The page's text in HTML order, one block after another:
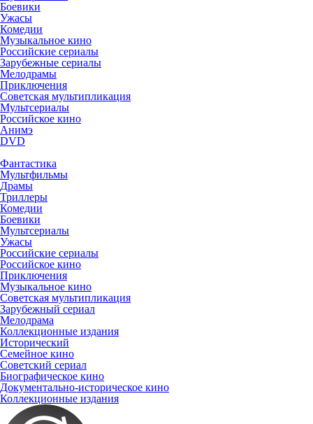
Боевики
Ужасы
Комедии
Музыкальное кино
Российские сериалы
Зарубежные сериалы
Мелодрамы
Приключения
Советская мультипликация
Мультсериалы
Российское кино
Анимэ
DVD
Фантастика
Мультфильмы
Драмы
Триллеры
Комедии
Боевики
Мультсериалы
Ужасы
Российские сериалы
Российское кино
Приключения
Музыкальное кино
Советская мультипликация
Зарубежный сериал
Мелодрама
Коллекционные издания
Исторический
Семейное кино
Советский сериал
Биографическое кино
Документально-историческое кино
Коллекционные издания